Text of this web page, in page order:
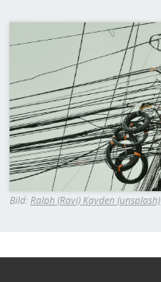
Bild
Bild:Ralph (Ravi) Kayden (unsplash)